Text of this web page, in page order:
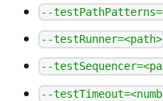
--
--testRunner=<path>
--
--